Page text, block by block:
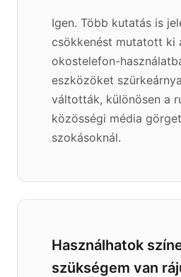
Igen. Több kutatás is
csökkenést mutatott ki
okostelefon-
eszközöket
váltották, különösen a
közösségi média
szokásoknál.
Használhatok
szükségem van